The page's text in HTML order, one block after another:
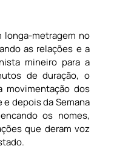
longa-metragem no
as relações e a
mineiro para a
de duração, o
movimentação dos
depois da Semana
os nomes,
que deram voz